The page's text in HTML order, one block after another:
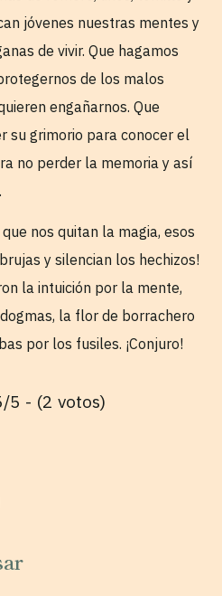
jóvenes nuestras mentes y
de vivir. Que hagamos
de los malos
engañarnos. Que
su grimorio para conocer el
no perder la memoria y así
nos quitan la magia, esos
y silencian los hechizos!
la intuición por la mente,
la flor de borrachero
por los fusiles. ¡Conjuro!
5 - (2 votos)